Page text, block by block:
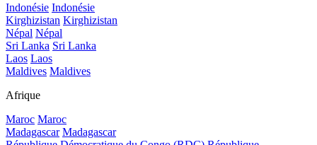
Indonésie Indonésie
Kirghizistan Kirghizistan
Népal Népal
Sri Lanka Sri Lanka
Laos Laos
Maldives Maldives
Afrique
Maroc Maroc
Madagascar Madagascar